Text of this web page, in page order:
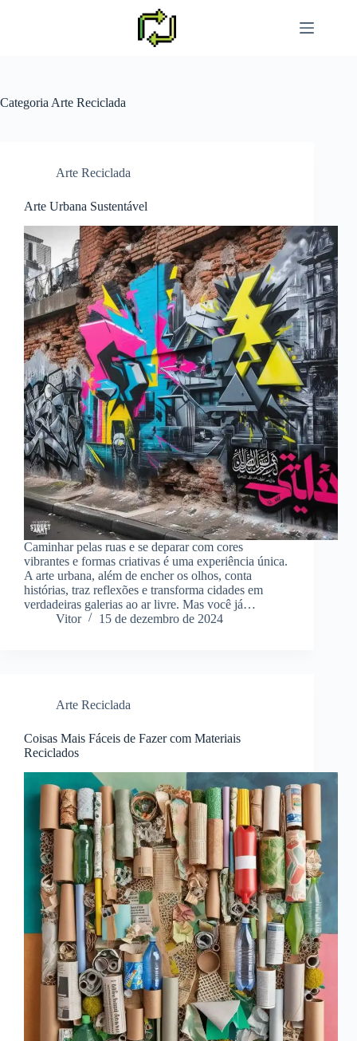
Categoria Arte Reciclada
Arte Reciclada
Arte Urbana Sustentável
Caminhar pelas ruas e se deparar com cores
vibrantes e formas criativas é uma experiência única.
A arte urbana, além de encher os olhos, conta
histórias, traz reflexões e transforma cidades em
verdadeiras galerias ao ar livre. Mas você já…
Vitor
15 de dezembro de 2024
Arte Reciclada
Coisas Mais Fáceis de Fazer com Materiais
Reciclados